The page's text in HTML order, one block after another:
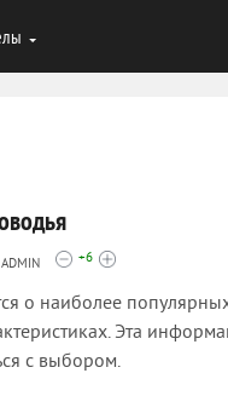
ADMIN +6
о наиболее
Эта
с выбором.